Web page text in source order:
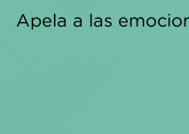
Apela a las